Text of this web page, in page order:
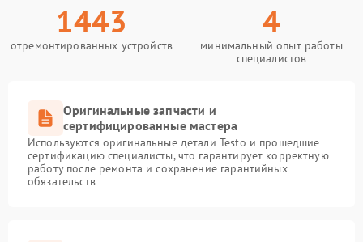
1443
отремонтированных устройств
4
минимальный опыт работы
специалистов
Оригинальные запчасти и
сертифицированные мастера
Используются оригинальные детали Testo и прошедшие
сертификацию специалисты, что гарантирует корректную
работу после ремонта и сохранение гарантийных
обязательств